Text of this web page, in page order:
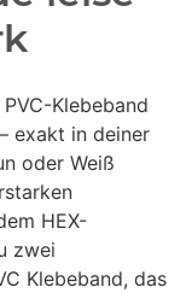
Klebeband
exakt in deiner
oder Weiß
HEX-
zwei
Klebeband, das